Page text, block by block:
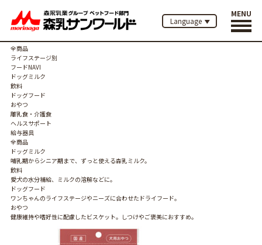
Language
MENU
トップ
全商品
ライフステージ別
フードNAVI
ドッグミルク
飲料
ドッグフード
おやつ
離乳食・介護食
ヘルスサポート
給与器具
全商品
ドッグミルク
哺乳期からシニア期まで、ずっと使える森乳ミルク。
飲料
愛犬の水分補給、ミルクの溶解などに。
ドッグフード
ワンちゃんのライフステージやニーズに合わせたドライフード。
おやつ
健康維持や嗜好性に配慮したビスケット。しつけやご褒美におすすめ。